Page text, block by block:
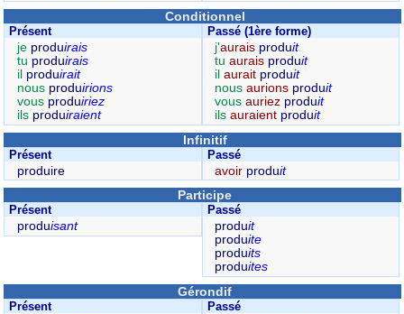
Conditionnel
Présent
je produirais
tu produirais
il produirait
nous produirions
vous produiriez
ils produiraient
Passé (1ère forme)
j'aurais produit
tuaurais produit
ilaurait produit
nousaurions produit
vousauriez produit
ilsauraient produit
Infinitif
Présent
produire
Passé
avoir produit
Participe
Présent
produisant
Passé
produit
produite
produits
produites
Gérondif
Présent
Passé